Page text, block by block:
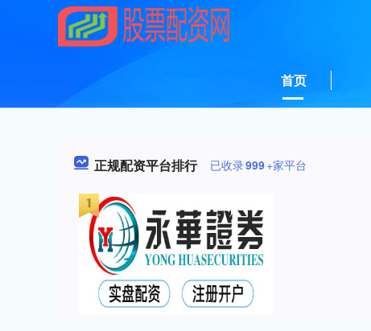
首页
正规配资平台排行 已收录999+家平台